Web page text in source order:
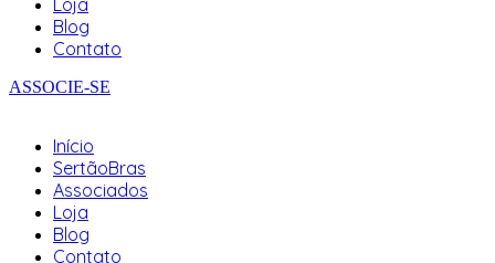
Loja
Blog
Contato
ASSOCIE-SE
Início
SertãoBras
Associados
Loja
Blog
Contato